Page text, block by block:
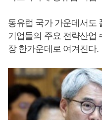
동유럽 국가 가운데서도
기업들의 주요 전략산업
장 한가운데로 여겨진다.